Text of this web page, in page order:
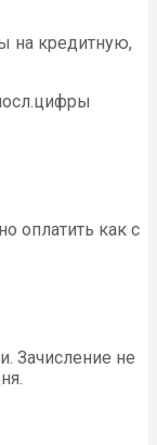
на кредитную,
оплатить как с
Зачисление не